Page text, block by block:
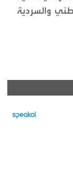
والسردية